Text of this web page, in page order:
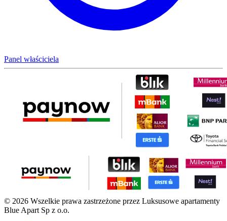
Panel właściciela
© 2026 Wszelkie prawa zastrzeżone przez Luksusowe apartamenty
Blue Apart Sp z o.o.